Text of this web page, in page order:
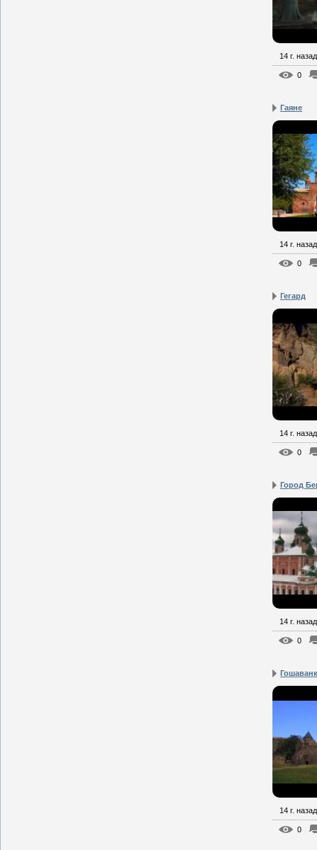
14 г. назад
0
Гаяне
14 г. назад
0
Гегард
14 г. назад
0
Город
14 г. назад
0
Гошаванк
14 г. назад
0